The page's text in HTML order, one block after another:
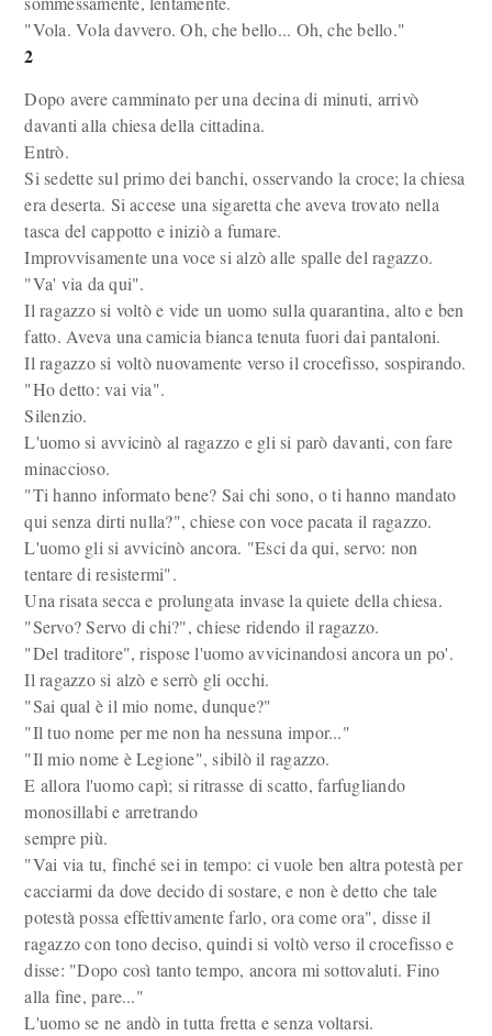
"Vola. Vola davvero. Oh, che bello... Oh, che bello."
2
Dopo avere camminato per una decina di minuti, arrivò
davanti alla chiesa della cittadina.
Entrò.
Si sedette sul primo dei banchi, osservando la croce; la chiesa
era deserta. Si accese una sigaretta che aveva trovato nella
tasca del cappotto e iniziò a fumare.
Improvvisamente una voce si alzò alle spalle del ragazzo.
"Va' via da qui".
Il ragazzo si voltò e vide un uomo sulla quarantina, alto e ben
fatto. Aveva una camicia bianca tenuta fuori dai pantaloni.
Il ragazzo si voltò nuovamente verso il crocefisso, sospirando.
"Ho detto: vai via".
Silenzio.
L'uomo si avvicinò al ragazzo e gli si parò davanti, con fare
minaccioso.
"Ti hanno informato bene? Sai chi sono, o ti hanno mandato
qui senza dirti nulla?", chiese con voce pacata il ragazzo.
L'uomo gli si avvicinò ancora. "Esci da qui, servo: non
tentare di resistermi".
Una risata secca e prolungata invase la quiete della chiesa.
"Servo? Servo di chi?", chiese ridendo il ragazzo.
"Del traditore", rispose l'uomo avvicinandosi ancora un po'.
Il ragazzo si alzò e serrò gli occhi.
"Sai qual è il mio nome, dunque?"
"Il tuo nome per me non ha nessuna impor..."
"Il mio nome è Legione", sibilò il ragazzo.
E allora l'uomo capì; si ritrasse di scatto, farfugliando
monosillabi e arretrando
sempre più.
"Vai via tu, finché sei in tempo: ci vuole ben altra potestà per
cacciarmi da dove decido di sostare, e non è detto che tale
potestà possa effettivamente farlo, ora come ora", disse il
ragazzo con tono deciso, quindi si voltò verso il crocefisso e
disse: "Dopo così tanto tempo, ancora mi sottovaluti. Fino
alla fine, pare..."
L'uomo se ne andò in tutta fretta e senza voltarsi.